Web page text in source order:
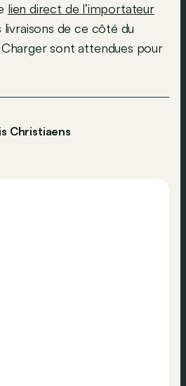
lien direct de l’importateur
livraisons de ce côté du
sont attendues pour
Christiaens